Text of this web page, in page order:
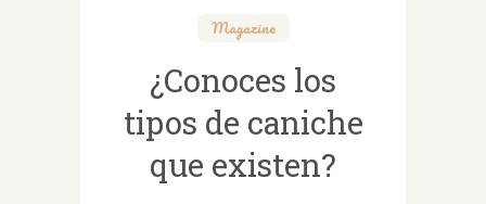
Magazine
¿Conoces los
tipos de caniche
que existen?